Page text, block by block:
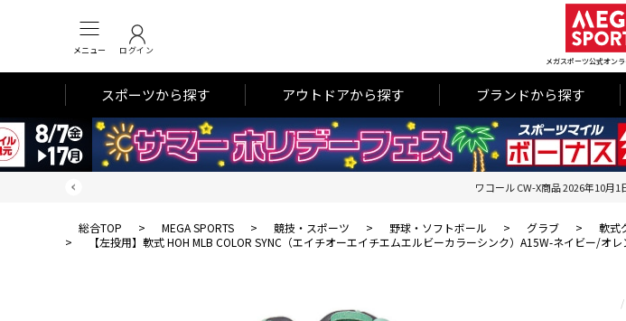
メニュー ログイン
メガスポーツ公式オン
スポーツから探す アウトドアから探す ブランドから探す
ワコール CW-X商品 2026年10月
総合TOP > MEGA SPORTS > 競技・スポーツ > 野球・ソフトボール > グラブ >
軟式
>
【左投用】軟式 HOH MLB COLOR SYNC（エイチオーエイチエムエルビーカラーシンク）A15W-ネイビー/オレ